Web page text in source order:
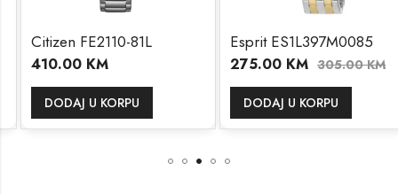
Citizen FE2110-81L
410.00KM
DODAJ U KORPU
Esprit ES1L397M0085
275.00KM 305.00KM
DODAJ U KORPU